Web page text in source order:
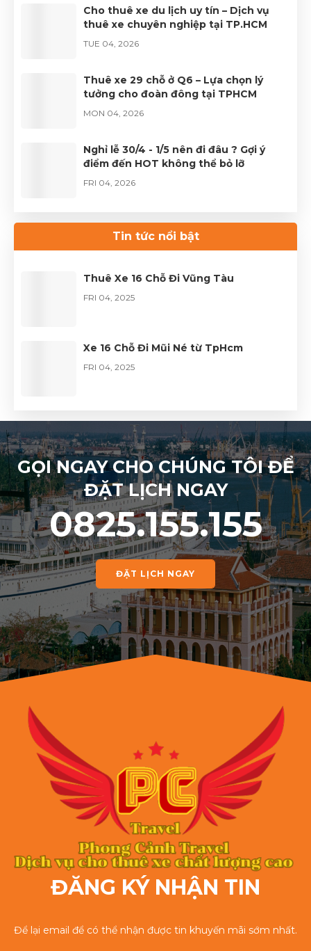
Cho thuê xe du lịch uy tín – Dịch vụ
thuê xe chuyên nghiệp tại TP.HCM
TUE 04, 2026
Thuê xe 29 chỗ ở Q6 – Lựa chọn lý
tưởng cho đoàn đông tại TPHCM
MON 04, 2026
Nghỉ lễ 30/4 - 1/5 nên đi đâu ? Gợi ý
điểm đến HOT không thể bỏ lỡ
FRI 04, 2026
– Hành trình đầy trọn vẹn
FRI 04, 2026
Tin tức nổi bật
Thuê Xe 16 Chỗ Đi Vũng Tàu
FRI 04, 2025
Xe 16 Chỗ Đi Mũi Né từ TpHcm
FRI 04, 2025
GỌI NGAY CHO CHÚNG TÔI ĐỂ
ĐẶT LỊCH NGAY
0825.155.155
ĐẶT LỊCH NGAY
ĐĂNG KÝ NHẬN TIN
Để lại email để có thể nhận được tin khuyến mãi sớm nhất.